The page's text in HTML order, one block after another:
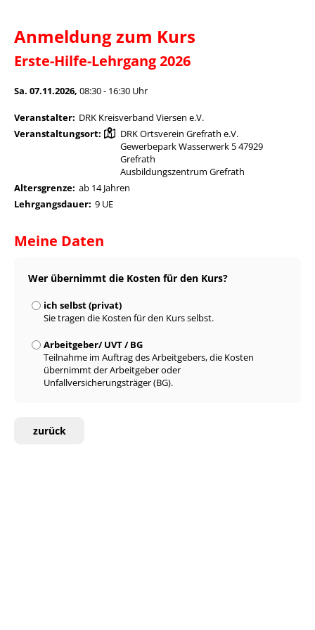
Anmeldung zum Kurs
Erste-Hilfe-Lehrgang 2026
Sa. 07.11.2026, 08:30 - 16:30 Uhr
Veranstalter: DRK Kreisverband Viersen e.V.
Veranstaltungsort:
DRK Ortsverein Grefrath e.V.
Gewerbepark Wasserwerk 5 47929
Grefrath
Ausbildungszentrum Grefrath
Altersgrenze: ab 14 Jahren
Lehrgangsdauer: 9 UE
Meine Daten
Wer übernimmt die Kosten für den Kurs?
ich selbst (privat)
Sie tragen die Kosten für den Kurs selbst.
Arbeitgeber/ UVT / BG
Teilnahme im Auftrag des Arbeitgebers, die Kosten
übernimmt der Arbeitgeber oder
Unfallversicherungsträger (BG).
zurück